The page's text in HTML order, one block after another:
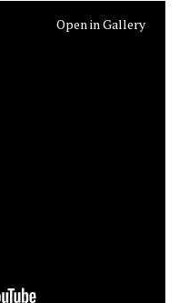
Open in Gallery